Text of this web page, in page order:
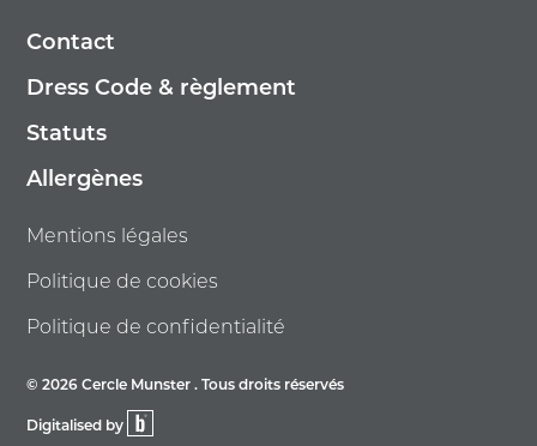
Contact
Dress Code & règlement
Statuts
Allergènes
Mentions légales
Politique de cookies
Politique de confidentialité
© 2026 Cercle Munster . Tous droits réservés
Digitalised by